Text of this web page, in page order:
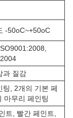
-50oC~+50oC
과 질감
팅, 2개의 기본 페
마무리 페인팅
트, 빨간 페인트,